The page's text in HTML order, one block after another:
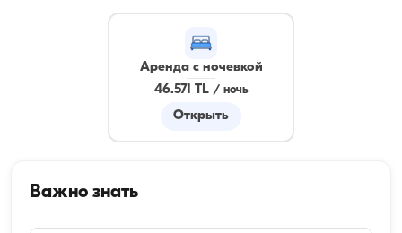
Аренда с ночевкой
46.571 TL/ ночь
Открыть
Важно знать